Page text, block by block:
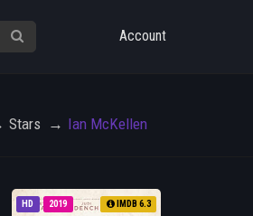
Account
Stars Ian McKellen
HD 2019 IMDB 6.3